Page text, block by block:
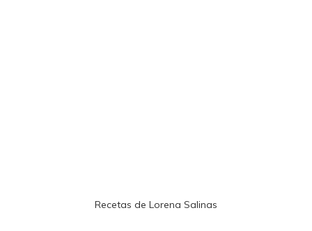
Recetas de Lorena Salinas